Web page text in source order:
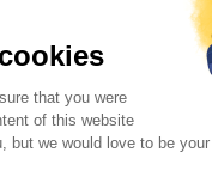
LANGUES
Français
English